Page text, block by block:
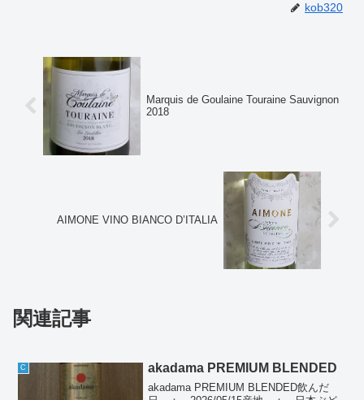
kob320
Marquis de Goulaine Touraine Sauvignon
2018
AIMONE VINO BIANCO D’ITALIA
関連記事
C akadama PREMIUM BLENDED
akadama PREMIUM BLENDED飲んだ